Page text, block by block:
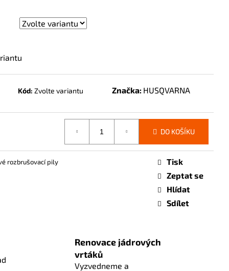
Kód: Zvolte variantu Značka: HUSQVARNA
DO KOŠÍKU
rozbrušovací pily
Tisk
Zeptat se
Hlídat
Sdílet
Renovace jádrových
vrtáků
Vyzvedneme a